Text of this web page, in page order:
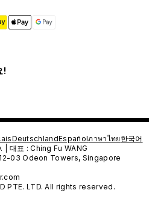
!
DeutschlandEspañolภาษาไทย 한국어
| 대표 : Ching Fu WANG
03 Odeon Towers, Singapore
PTE. LTD. All rights reserved.